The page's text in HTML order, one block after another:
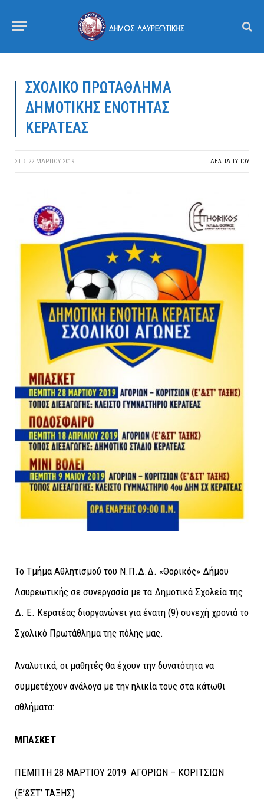
ΣΧΟΛΙΚΟ ΠΡΩΤΑΘΛΗΜΑ
ΔΗΜΟΤΙΚΗΣ ΕΝΟΤΗΤΑΣ
ΚΕΡΑΤΕΑΣ
ΣΤΙΣ 22 ΜΑΡΤΊΟΥ 2019 ΔΕΛΤΙΑ ΤΥΠΟΥ
Το Τμήμα Αθλητισμού του Ν.Π.Δ.Δ. «Θορικός» Δήμου
Λαυρεωτικής σε συνεργασία με τα Δημοτικά Σχολεία της
Δ. Ε. Κερατέας διοργανώνει για ένατη (9) συνεχή χρονιά το
Σχολικό Πρωτάθλημα της πόλης μας.
Αναλυτικά, οι μαθητές θα έχουν την δυνατότητα να
συμμετέχουν ανάλογα με την ηλικία τους στα κάτωθι
αθλήματα:
ΜΠΑΣΚΕΤ
ΠΕΜΠΤΗ 28 ΜΑΡΤΙΟΥ 2019 ΑΓΟΡΙΩΝ – ΚΟΡΙΤΣΙΩΝ
(Ε’&ΣΤ’ ΤΑΞΗΣ)